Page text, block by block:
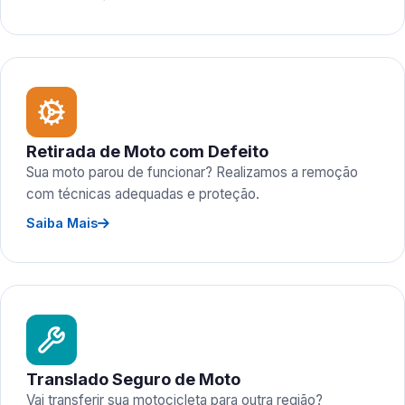
Retirada de Moto com Defeito
Sua moto parou de funcionar? Realizamos a remoção
com técnicas adequadas e proteção.
Saiba Mais
Translado Seguro de Moto
Vai transferir sua motocicleta para outra região?